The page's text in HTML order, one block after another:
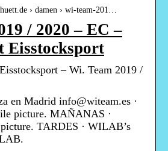
› damen › wi-team-201…
/ 2020 – EC –
Eisstocksport
– Wi. Team 2019 /
en Madrid info@witeam.es ·
picture. MAÑANAS ·
TARDES · WILAB’s